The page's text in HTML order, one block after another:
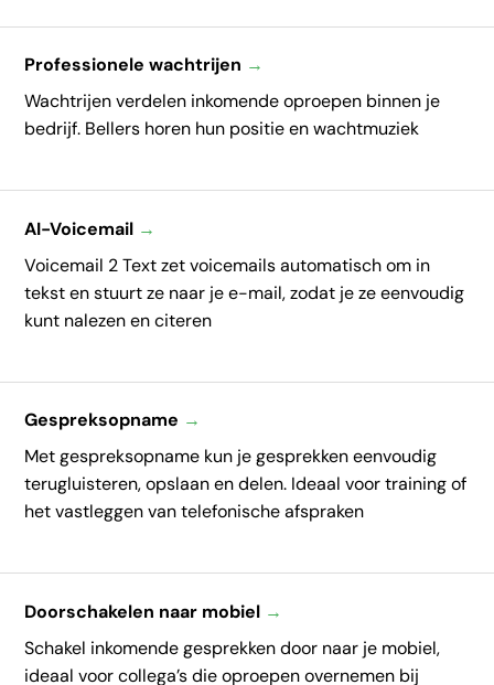
Professionele wachtrijen →
Wachtrijen verdelen inkomende oproepen binnen je
bedrijf. Bellers horen hun positie en wachtmuziek
AI-Voicemail →
Voicemail 2 Text zet voicemails automatisch om in
tekst en stuurt ze naar je e-mail, zodat je ze eenvoudig
kunt nalezen en citeren
Gespreksopname →
Met gespreksopname kun je gesprekken eenvoudig
terugluisteren, opslaan en delen. Ideaal voor training of
het vastleggen van telefonische afspraken
Doorschakelen naar mobiel →
Schakel inkomende gesprekken door naar je mobiel,
ideaal voor collega’s die oproepen overnemen bij